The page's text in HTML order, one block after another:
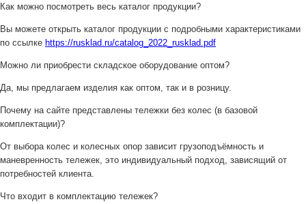
Как можно посмотреть весь каталог продукции?
Вы можете открыть каталог продукции с подробными характеристиками
по ссылке https://rusklad.ru/catalog_2022_rusklad.pdf
Можно ли приобрести складское оборудование оптом?
Да, мы предлагаем изделия как оптом, так и в розницу.
Почему на сайте представлены тележки без колес (в базовой
комплектации)?
От выбора колес и колесных опор зависит грузоподъёмность и
маневренность тележек, это индивидуальный подход, зависящий от
потребностей клиента.
Что входит в комплектацию тележек?